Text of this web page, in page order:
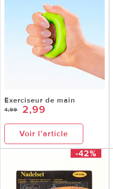
Exerciseur de main
4,99 2,99
Voir l’article
-42%